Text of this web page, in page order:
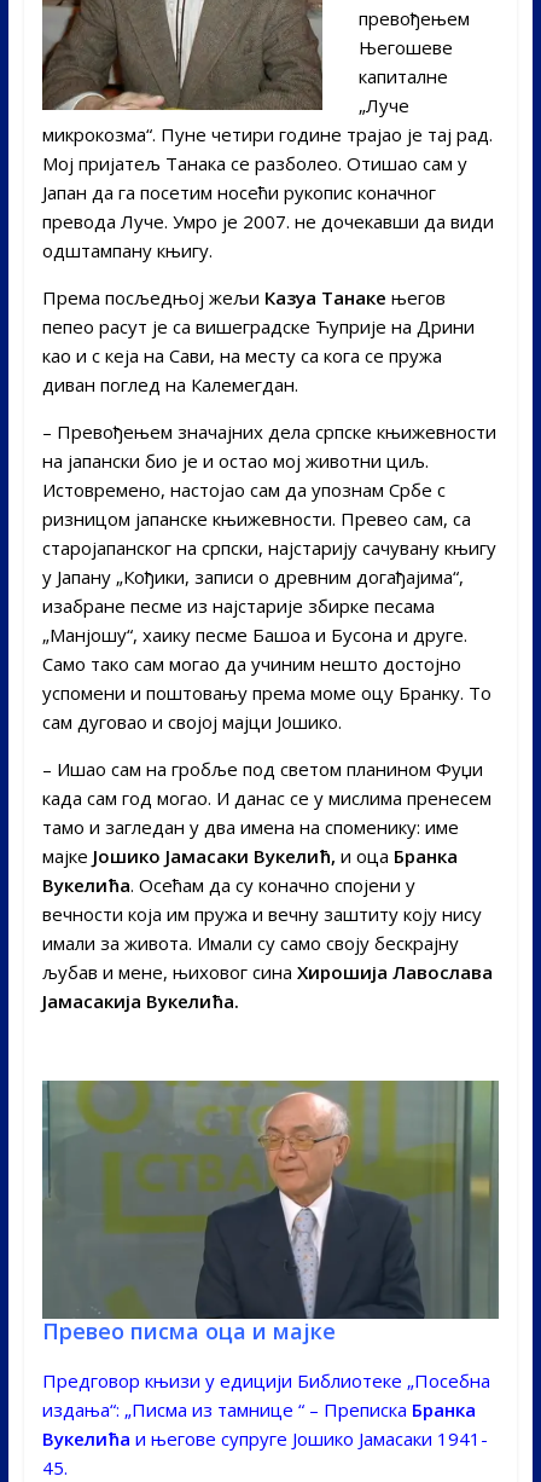
превођењем
Његошеве
капиталне
„Луче
микрокозма“. Пуне четири године трајао је тај рад.
Мој пријатељ Танака се разболео. Отишао сам у
Јапан да га посетим носећи рукопис коначног
превода Луче. Умро је 2007. не дочекавши да види
одштампану књигу.
Према посљедњој жељи Казуа Танаке његов
пепео расут је са вишеградске Ћуприје на Дрини
као и с кеја на Сави, на месту са кога се пружа
диван поглед на Калемегдан.
– Превођењем значајних дела српске књижевности
на јапански био је и остао мој животни циљ.
Истовремено, настојао сам да упознам Србе с
ризницом јапанске књижевности. Превео сам, са
старојапанског на српски, најстарију сачувану књигу
у Јапану „Кођики, записи о древним догађајима“,
изабране песме из најстарије збирке песама
„Манјошу“, хаику песме Башоа и Бусона и друге.
Само тако сам могао да учиним нешто достојно
успомени и поштовању према моме оцу Бранку. То
сам дуговао и својој мајци Јошико.
– Ишао сам на гробље под светом планином Фуџи
када сам год могао. И данас се у мислима пренесем
тамо и загледан у два имена на споменику: име
мајке Јошико Јамасаки Вукелић, и оца Бранка
Вукелића. Осећам да су коначно спојени у
вечности која им пружа и вечну заштиту коју нису
имали за живота. Имали су само своју бескрајну
љубав и мене, њиховог сина Хирошија Лавослава
Јамасакија Вукелића.
Превео писма оца и мајке
Предговор књизи у едицији Библиотеке „Посебна
издања“: „Писма из тамнице “ – Преписка Бранка
Вукелића и његове супруге Јошико Јамасаки 1941-
45.